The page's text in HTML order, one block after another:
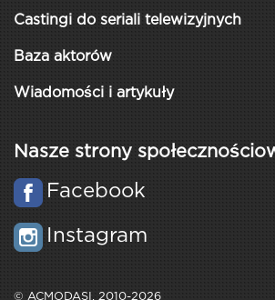
Castingi do seriali telewizyjnych
Baza aktorów
Wiadomości i artykuły
Nasze strony
Facebook
Instagram
© ACMODASI, 2010-2026